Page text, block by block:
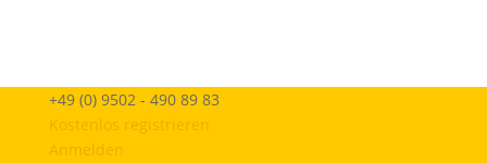
+49 (0) 9502 - 490 89 83
Kostenlos registrieren
Anmelden